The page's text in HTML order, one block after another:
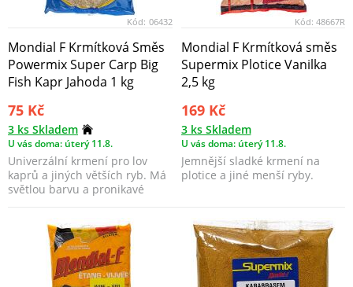
Kód: 06432
Mondial F Krmítková Směs
Powermix Super Carp Big
Fish Kapr Jahoda 1 kg
75 Kč
3 ks Skladem
U vás doma: úterý 11.8.
Univerzální krmení pro lov
kaprů a jiných větších ryb. Má
světlou barvu a pronikavé
Kód: 48667R
Mondial F Krmítková směs
Supermix Plotice Vanilka
2,5 kg
169 Kč
3 ks Skladem
U vás doma: úterý 11.8.
Jemnější sladké krmení na
plotice a jiné menší ryby.